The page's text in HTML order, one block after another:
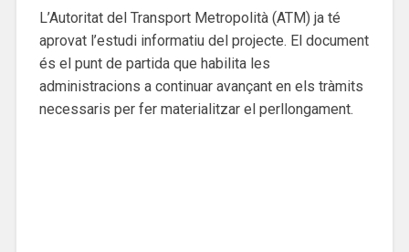
L’Autoritat del Transport Metropolità (ATM) ja té
aprovat l’estudi informatiu del projecte. El document
és el punt de partida que habilita les
administracions a continuar avançant en els tràmits
necessaris per fer materialitzar el perllongament.